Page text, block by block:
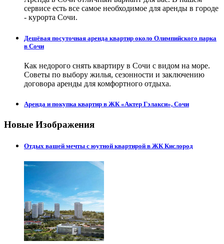
сервисе есть все самое необходимое для аренды в городе
- курорта Сочи.
Дешёвая посуточная аренда квартир около Олимпийского парка
в Сочи
Как недорого снять квартиру в Сочи с видом на море.
Советы по выбору жилья, сезонности и заключению
договора аренды для комфортного отдыха.
Аренда и покупка квартир в ЖК «Актер Гэлакси», Сочи
Новые Изображения
Отдых вашей мечты с юутной квартирой в ЖК Кислород